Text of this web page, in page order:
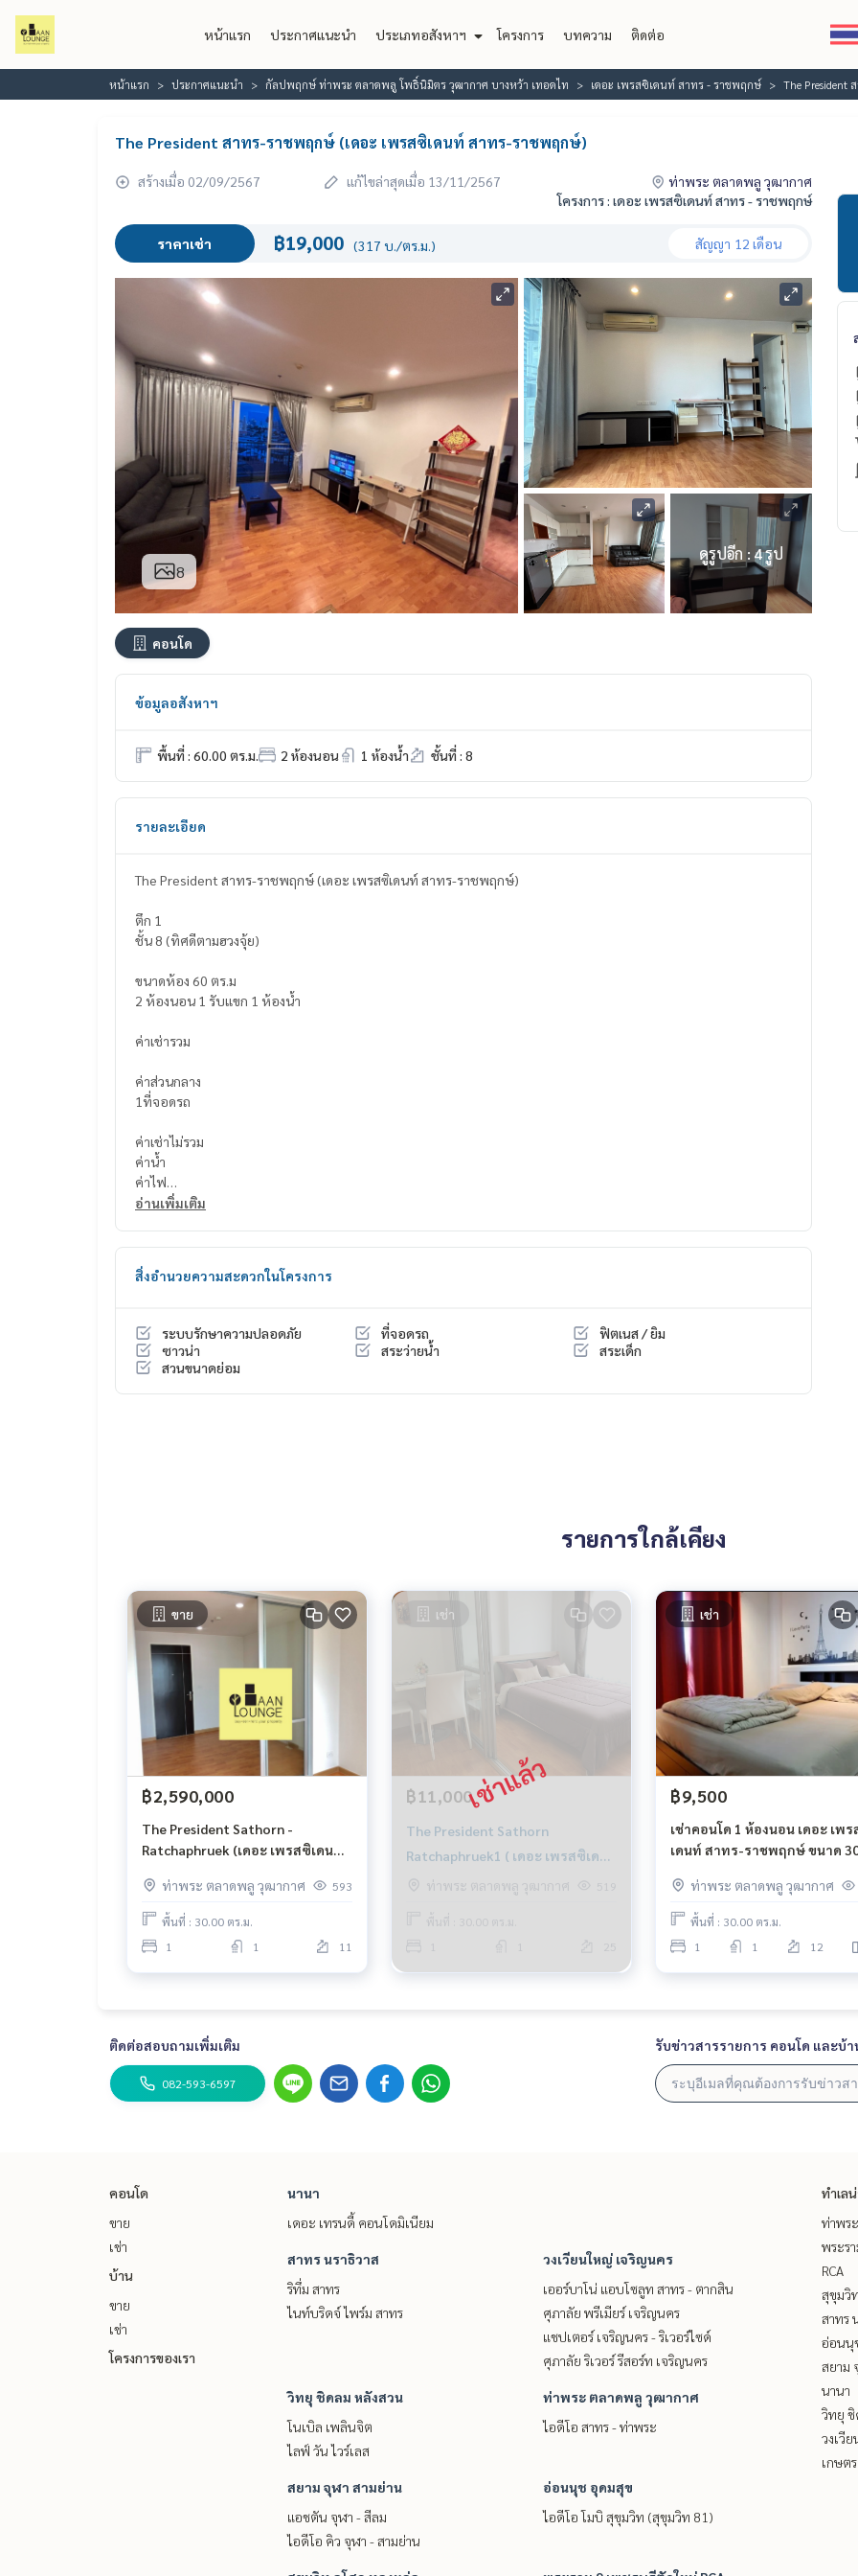
หน้าแรก ประกาศแนะนำ ประเภทอสังหาฯ โครงการ บทความ ติดต่อ
หน้าแรก ประกาศแนะนำ กัลปพฤกษ์ ท่าพระ ตลาดพลู โพธิ์นิมิตร วุฒากาศ บางหว้า เทอดไท เดอะ เพรสซิเดนท์ สาทร - ราชพฤกษ์ The President
The President สาทร-ราชพฤกษ์ (เดอะ เพรสซิเดนท์ สาทร-ราชพฤกษ์)
สร้างเมื่อ 02/09/2567 แก้ไขล่าสุดเมื่อ 13/11/2567
ท่าพระ ตลาดพลู วุฒากาศ
โครงการ : เดอะ เพรสซิเดนท์ สาทร - ราชพฤกษ์
ราคาเช่า ฿19,000 (317 บ./ตร.ม.) สัญญา 12 เดือน
8
ดูรูปอีก : 4 รูป
คอนโด
ข้อมูลอสังหาฯ
พื้นที่ : 60.00 ตร.ม. 2 ห้องนอน 1 ห้องน้ำ ชั้นที่ : 8
รายละเอียด
The President สาทร-ราชพฤกษ์ (เดอะ เพรสซิเดนท์ สาทร-ราชพฤกษ์)
ตึก 1
ชั้น 8 (ทิศดีตามฮวงจุ้ย)
ขนาดห้อง 60 ตร.ม
2 ห้องนอน 1 รับแขก 1 ห้องน้ำ
ค่าเช่ารวม
ค่าส่วนกลาง
1ที่จอดรถ
ค่าเช่าไม่รวม
ค่าน้ำ
ค่าไฟ
ค่าอินเตอร์เนต
- เฟอร์นิเจอร์
- เครื่องทำน้ำอุ่น
- ตู้เย็น
สถานที่ใกล้เคียง
BTS/MRT สถานนีบางหว้า เพียง 1 นาที
เดอะมอลล์ท่าพระ
ซีคอน บางแค
รพ พญาไท 3
มหาวิทยาลัย สยาม
10 นาทีถึง สาธร
20 นาทีถึงสยาม
The President Sathorn-Ratchaphruek
Building 1
Room size 60 sq.m.
Common area fee
1 parking space
Rental fee excluded
- Electric stove
- Coffee table - Washing machine
- Water dispenser - Washing machine
อ่านเพิ่มเติม
สิ่งอำนวยความสะดวกในโครงการ
ระบบรักษาความปลอดภัย ที่จอดรถ
ฟิตเนส / ยิม
ซาวน่า
สระว่ายน้ำ
สระเด็ก
สวนขนาดย่อม
รายการใกล้เคียง
ขาย
฿2,590,000
The President Sathorn -
Ratchaphruek (เดอะ เพรสซิเดนท์
ท่าพระ ตลาดพลู วุฒากาศ
593
พื้นที่ : 30.00 ตร.ม.
1
1 11
เช่า
฿11,000
The President Sathorn
Ratchaphruek1 ( เดอะ เพรสซิเดน
ท์ สาทร ราชพฤกษ์1)
ท่าพระ ตลาดพลู วุฒากาศ 519
พื้นที่ : 30.00 ตร.ม.
25
เช่า
฿9,500
เช่าคอนโด 1 ห้องนอน เดอะ เพ
เดนท์ สาทร-ราชพฤกษ์ ขนาด 30
รถไฟฟ้า ชั้น 12
ท่าพระ ตลาดพลู วุฒากาศ
พื้นที่ : 30.00 ตร.ม.
1
1 12
ติดต่อสอบถามเพิ่มเติม
082-593-6597
รับข่าวสารรายการ คอนโด และบ้า
คอนโด
ขาย
เช่า
บ้าน
ขาย
เช่า
โครงการของเรา
นานา
เดอะ เทรนดี้ คอนโดมิเนียม
สาทร นราธิวาส
ริทึ่ม สาทร
ไนท์บริดจ์ ไพร์ม สาทร
วงเวียนใหญ่ เจริญนคร
เออร์บาโน่ แอบโซลูท สาทร - ตากสิน
ศุภาลัย พรีเมียร์ เจริญนคร
แชปเตอร์ เจริญนคร - ริเวอร์ไซด์
ศุภาลัย ริเวอร์ รีสอร์ท เจริญนคร
วิทยุ ชิดลม หลังสวน
โนเบิล เพลินจิต
ไลฟ์ วัน ไวร์เลส
ท่าพระ ตลาดพลู วุฒากาศ
ไอดีโอ สาทร - ท่าพระ
สยาม จุฬา สามย่าน
แอชตัน จุฬา - สีลม
ไอดีโอ คิว จุฬา - สามย่าน
อ่อนนุช อุดมสุข
ไอดีโอ โมบิ สุขุมวิท (สุขุมวิท 81)
ทำเล
ท่าพร
พระร
RCA
สุขุมวิ
สาทร
อ่อนนุ
สยาม
นานา
วิทยุ
วงเวี
เกษต